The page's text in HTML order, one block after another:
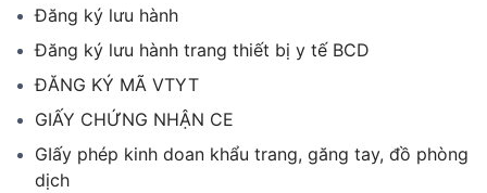
Đăng ký lưu hành
Đăng ký lưu hành trang thiết bị y tế BCD
ĐĂNG KÝ MÃ VTYT
GIẤY CHỨNG NHẬN CE
GIấy phép kinh doan khẩu trang, găng tay, đồ phòng
dịch